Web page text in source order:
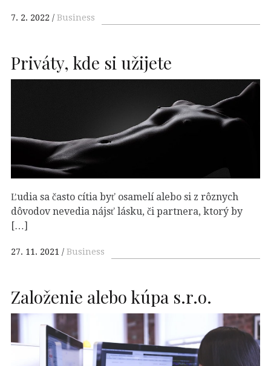
7. 2. 2022 Business
Priváty, kde si užijete
Ľudia sa často cítia byť osamelí alebo si z rôznych
dôvodov nevedia nájsť lásku, či partnera, ktorý by
[…]
27. 11. 2021 Business
Založenie alebo kúpa s.r.o.